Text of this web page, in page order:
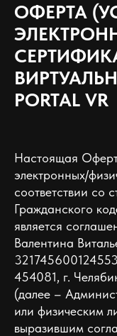
ОФЕРТА
PORTAL VR
Настоящая
электронных/
соответствии со
Гражданского
является
Валентина
454081, г.
(далее –
или физическим
выразившим